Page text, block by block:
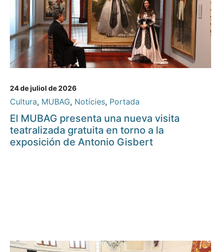
24 de juliol de 2026
Cultura, MUBAG, Notícies, Portada
El MUBAG presenta una nueva visita
teatralizada gratuita en torno a la
exposición de Antonio Gisbert